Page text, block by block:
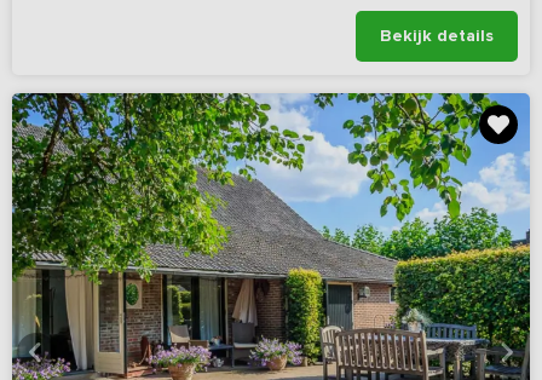
Bekijk details